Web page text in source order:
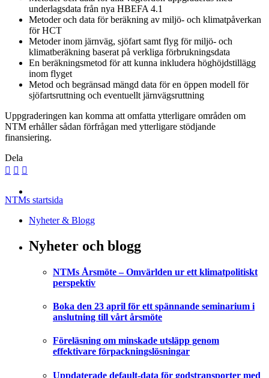
underlagsdata från nya HBEFA 4.1
Metoder och data för beräkning av miljö- och klimatpåverkan
för HCT
Metoder inom järnväg, sjöfart samt flyg för miljö- och
klimatberäkning baserat på verkliga förbrukningsdata
En beräkningsmetod för att kunna inkludera höghöjdstillägg
inom flyget
Metod och begränsad mängd data för en öppen modell för
sjöfartsruttning och eventuellt järnvägsruttning
Uppgraderingen kan komma att omfatta ytterligare områden om
NTM erhåller sådan förfrågan med ytterligare stödjande
finansiering.
Dela
NTMs startsida
Nyheter & Blogg
Nyheter och blogg
NTMs Årsmöte – Omvärlden ur ett klimatpolitiskt
perspektiv
Boka den 23 april för ett spännande seminarium i
anslutning till vårt årsmöte
Föreläsning om minskade utsläpp genom
effektivare förpackningslösningar
Uppdaterade default-data för godstransporter med